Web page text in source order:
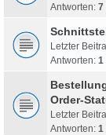
Antworten: 7
Letzter
Antworten: 1
Order-
Letzter
Antworten: 1